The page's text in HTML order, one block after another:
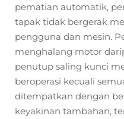
pematian automatik,
tapak tidak bergerak
pengguna dan mesin.
menghalang motor
penutup saling kunci
beroperasi kecuali
ditempatkan dengan
keyakinan tambahan,